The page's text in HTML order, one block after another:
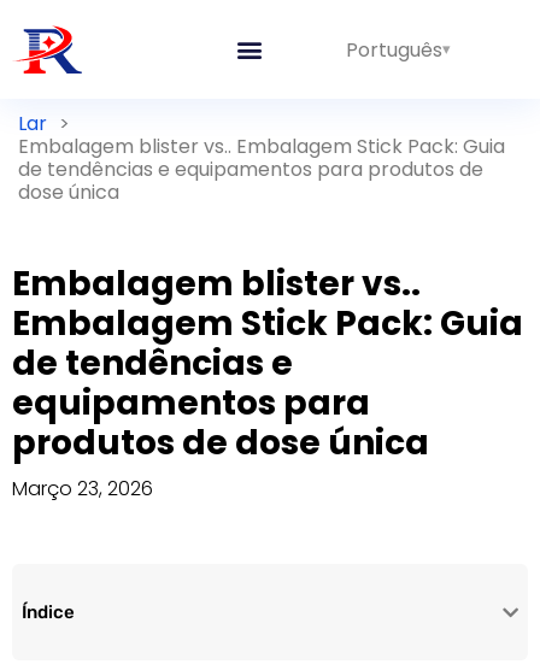
Português
Lar >
Embalagem blister vs.. Embalagem Stick Pack: Guia
de tendências e equipamentos para produtos de
dose única
Embalagem blister vs..
Embalagem Stick Pack: Guia
de tendências e
equipamentos para
produtos de dose única
Março 23, 2026
Índice